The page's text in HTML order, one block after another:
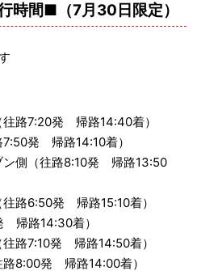
時間■（7月30日限定）
路7:20発 帰路14:40着）
発 帰路14:10着）
側（往路8:10発 帰路13:50
路6:50発 帰路15:10着）
帰路14:30着）
路7:10発 帰路14:50着）
8:00発 帰路14:00着）